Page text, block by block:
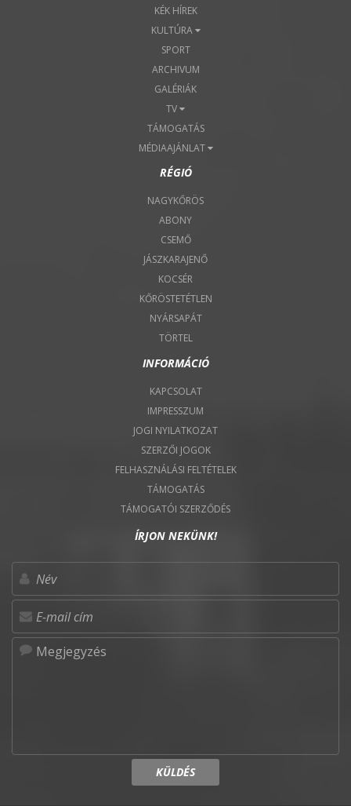
KÉK HÍREK
KULTÚRA
SPORT
ARCHIVUM
GALÉRIÁK
TV
TÁMOGATÁS
MÉDIAAJÁNLAT
RÉGIÓ
NAGYKŐRÖS
ABONY
CSEMŐ
JÁSZKARAJENŐ
KOCSÉR
KŐRÖSTETÉTLEN
NYÁRSAPÁT
TÖRTEL
INFORMÁCIÓ
KAPCSOLAT
IMPRESSZUM
JOGI NYILATKOZAT
SZERZŐI JOGOK
FELHASZNÁLÁSI FELTÉTELEK
TÁMOGATÁS
TÁMOGATÓI SZERZŐDÉS
ÍRJON NEKÜNK!
KÜLDÉS